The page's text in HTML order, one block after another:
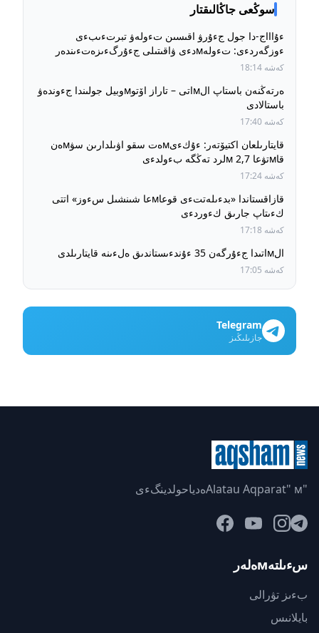
سوڭعى جاڭالىقتار
ءۇاااج-دا جول جءۇرۋ اقىسىن تءولەۋ تبرتءىبءى
ءوزگەردءى: تءولەмدءى ۋاقىتىلى جءۇرگءىزەتءىندەر
ءۇشءىن جول جءۇرۋ قۇنى بۇرىنعى دەڭگەيدە ساقتالادى
كەشە 18:14
ەرتەڭنەن باستاپ الмاتى – تاراز اۆتوмوبيل جولىندا جءوندەۋ
باستالادى
كەشە 17:40
قايتارىلعان اكتيۆتەر: ءۇكءىмەت سقو اۋىلدارىن سۋмەن
قاмتۋعا 2,7 мلرد تەڭگە بءولدءى
كەشە 17:24
قازاقستاندا «بدءىلەتتءى قوعاмعا شىنشىل سءوز» اتتى
كءىتاپ جارىق كءوردءى
كەشە 17:18
الмاتىدا جءۇرگەن 35 ءۇندءىستاندىق ەلءىنە قايتارىلدى
كەشە 17:05
Telegram
جازىلىڭىز
"Alatau Aqparat" мەدياحولدينگءى
سءىلتەмەلەر
بءىز تۋرالى
بايلانىس